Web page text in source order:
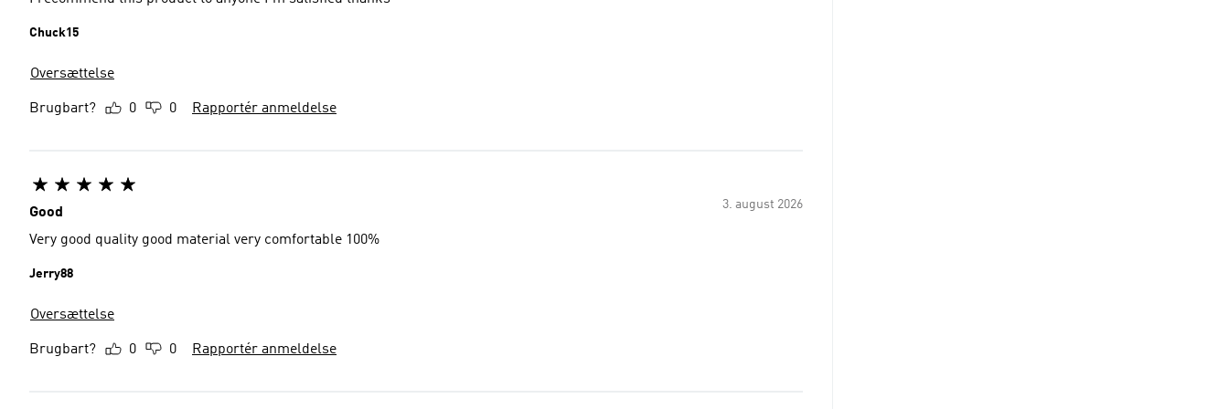
Chuck15
Oversættelse
Brugbart? 0 0 Rapportér anmeldelse
3. august 2026
Good
Very good quality good material very comfortable 100%
Jerry88
Oversættelse
Brugbart? 0 0 Rapportér anmeldelse